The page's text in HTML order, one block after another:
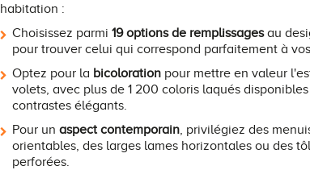
habitation :
Choisissez parmi 19 options de remplissagesau
pour trouver celui qui correspond parfaitement à
Optez pour la bicoloration pour mettre en valeur
volets, avec plus de 1 200 coloris laqués
contrastes élégants.
Pour un aspect contemporain, privilégiez des
orientables, des larges lames horizontales ou des
perforées.